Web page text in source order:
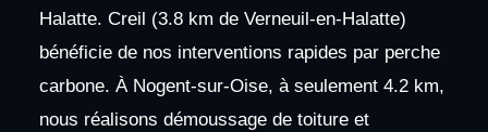
Halatte. Creil (3.8 km de Verneuil-en-Halatte)
bénéficie de nos interventions rapides par perche
carbone. À Nogent-sur-Oise, à seulement 4.2 km,
nous réalisons démoussage de toiture et